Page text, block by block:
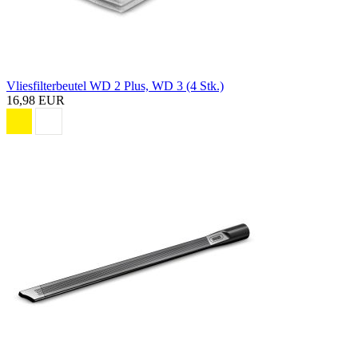
Vliesfilterbeutel WD 2 Plus, WD 3 (4 Stk.)
16,98 EUR